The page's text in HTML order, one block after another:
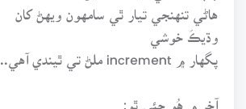
هاڻي تنهنجي تيار ٿي سامهون ويهڻ کان
وڌيڪَ خوشي
پگهار ۾ increment ملڻ تي ٿيندي آهي.....
آخر ۾ هُو چئي ٿو: